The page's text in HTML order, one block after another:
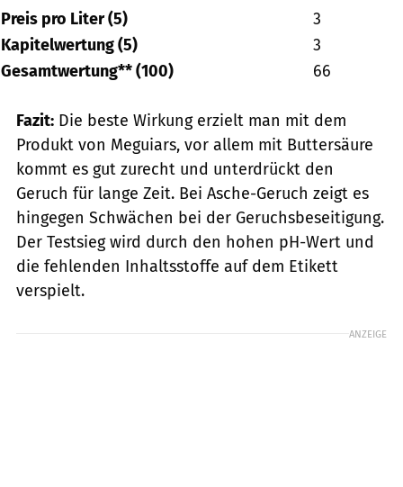
Preis pro Liter (5)
3
Kapitelwertung (5)
3
Gesamtwertung** (100)
66
Fazit: Die beste Wirkung erzielt man mit dem
Produkt von Meguiars, vor allem mit Buttersäure
kommt es gut zurecht und unterdrückt den
Geruch für lange Zeit. Bei Asche-­Geruch zeigt es
hingegen Schwächen bei der Geruchsbeseitigung.
Der Testsieg wird durch den hohen pH-Wert und
die fehlenden Inhaltsstoffe auf dem Etikett
verspielt.
ANZEIGE